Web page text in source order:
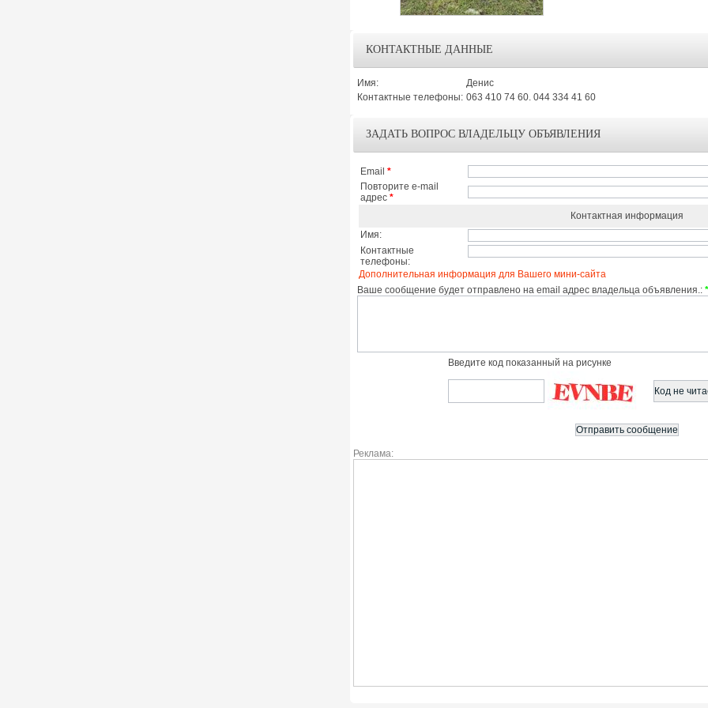
КОНТАКТНЫЕ ДАННЫЕ
Имя:
Денис
Контактные телефоны: 063 410 74 60. 044 334 41 60
ЗАДАТЬ ВОПРОС ВЛАДЕЛЬЦУ ОБЪЯВЛЕНИЯ
Email *
Повторите e-mail
адрес *
Контактная информация
Имя:
Контактные
телефоны:
Дополнительная информация для Вашего мини-сайта
Ваше сообщение будет отправлено на email адрес владельца объявления.: *
Введите код показанный на рисунке
Реклама: